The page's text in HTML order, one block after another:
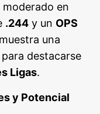
en
.244 y un OPS
una
destacarse
Ligas.
y Potencial